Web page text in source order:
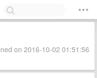
on 2016-10-02 01:51:56